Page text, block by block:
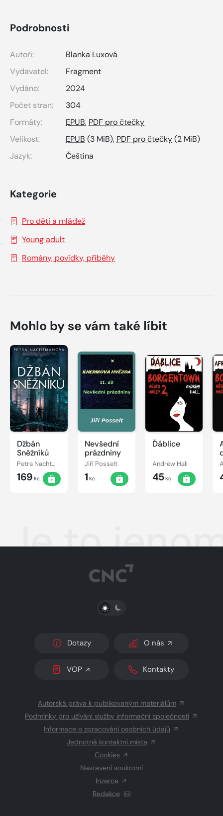
Podrobnosti
Autoři:
Blanka Luxová
Vydavatel:
Fragment
Vydáno:
2024
Počet stran:
304
Formáty:
EPUB, PDF pro čtečky
Velikost:
EPUB (3 MiB), PDF pro čtečky(2 MiB)
Jazyk:
Čeština
Kategorie
Pro děti a mládež
Young adult
Romány, povídky, příběhy
Mohlo by se vám také líbit
Džbán
Sněžníků
Petra Nachtmanová
169 Kč
Nevšední
prázdniny
Jiří Posselt
1 Kč
Ďáblice
Andrew Hall
45Kč
Je to
PŘEPNOUT SVĚTLÝ/TMAVÝ REŽIM
Dotazy O nás
VOP Kontakty
Autorská práva k publikovaným materiálům
Podmínky pro užívání služby informační společnosti
Informace o zpracování osobních údajů
Jednotná kontaktní místa
Cookies
Nastavení soukromí
Inzerce
Redakce